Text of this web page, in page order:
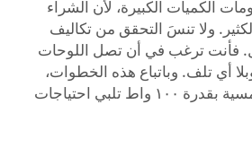
الكميات الكبيرة، لأن الشراء
ولا تنسَ التحقق من تكاليف
فأنت ترغب في أن تصل اللوحات
أي تلف. وباتباع هذه الخطوات،
ستجد أفضل لوحات شمسية بقدرة ١٠٠ واط تلبي احتياجات